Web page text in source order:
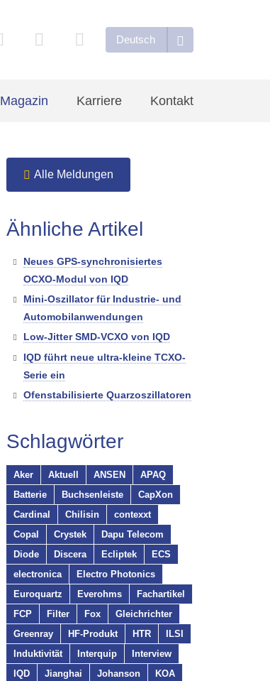
Deutsch
Magazin Karriere Kontakt
Alle Meldungen
Ähnliche Artikel
Neues GPS-synchronisiertes
OCXO-Modul von IQD
Mini-Oszillator für Industrie- und
Automobilanwendungen
Low-Jitter SMD-VCXO von IQD
IQD führt neue ultra-kleine TCXO-
Serie ein
Ofenstabilisierte Quarzoszillatoren
Schlagwörter
Aker Aktuell ANSEN
APAQ
Batterie
Buchsenleiste
CapXon
Cardinal
Chilisin
contexxt
Copal
Crystek
Dapu Telecom
Diode
Discera Ecliptek
ECS
electronica
Electro Photonics
Euroquartz
Everohms
Fachartikel
FCP
Filter Fox
Gleichrichter
Greenray
HF-Produkt HTR
ILSI
Induktivität
Interquip
Interview
IQD
Jianghai Johanson
KOA